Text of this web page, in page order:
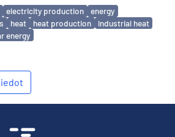
electricity production
energy
heat heat production
industrial heat
energy